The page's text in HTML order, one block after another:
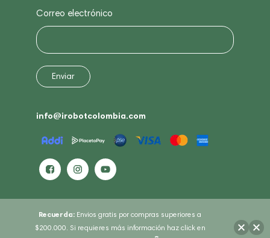
Correo electrónico
info@irobotcolombia.com
Recuerda: Envios gratis por compras superiores a
$200.000. Si requieres más información haz click en